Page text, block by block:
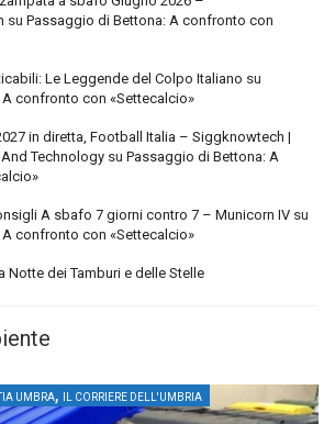
su Passaggio di Bettona: A confronto con
Le Leggende del Colpo Italiano su
confronto con «Settecalcio»
in diretta, Football Italia – Siggknowtech |
Technology su Passaggio di Bettona: A
A sbafo 7 giorni contro 7 – Municorn IV su
confronto con «Settecalcio»
Notte dei Tamburi e delle Stelle
UMBRA, IL CORRIERE DELL'UMBRIA